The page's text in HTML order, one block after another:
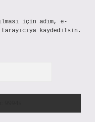
için adım, e-
kaydedilsin.